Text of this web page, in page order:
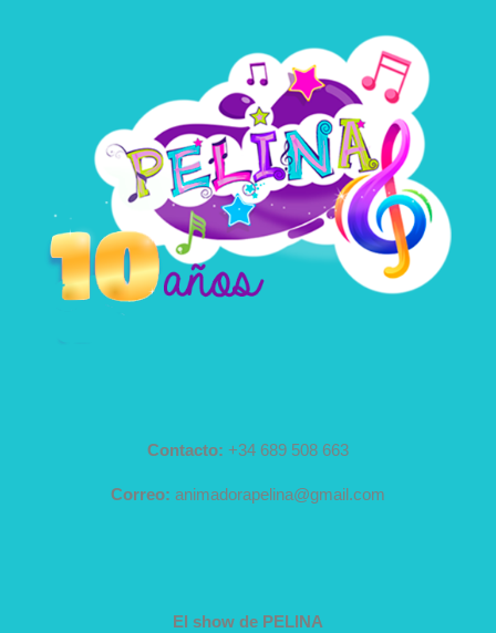
Contacto: +34 689 508 663
Correo: animadorapelina@gmail.com
El show de PELINA